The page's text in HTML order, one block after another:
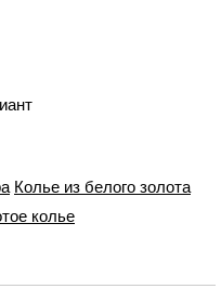
Колье из белого золота
колье